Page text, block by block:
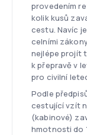
provedením
kolik kusů
cestu. Navíc
celními
nejlépe projít
k přepravě v
pro civilní
Podle
cestující vzít
(kabinové)
hmotnosti do